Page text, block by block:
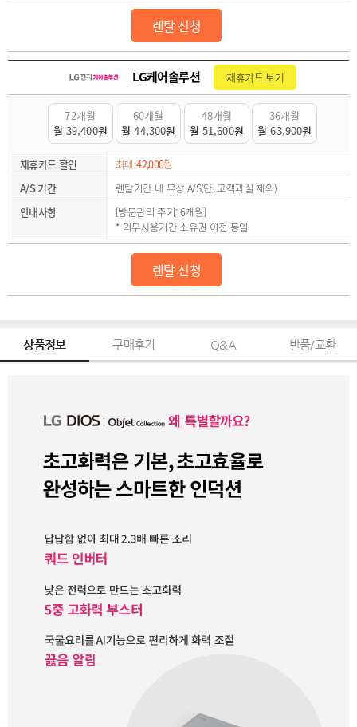
렌탈 신청
LG케어솔루션 제휴카드 보기
72개월
월 39,400원
60개월
월44,300원
48개월
월 51,600원
36개월
월63,900원
제휴카드 할인 최대42,000원
A/S 기간
렌탈기간 내 무상 A/S(단, 고객과실 제외)
안내사항
[방문관리 주기: 6개월]
* 의무사용기간 소유권 이전 동일
렌탈 신청
상품정보 구매후기 Q&A 반품/교환